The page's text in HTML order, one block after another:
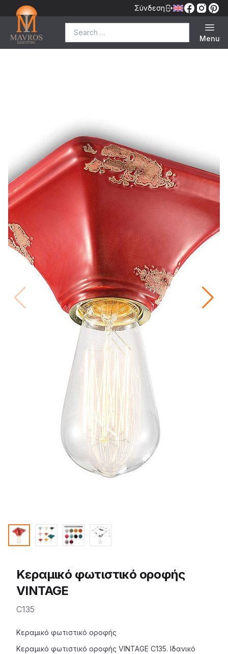
Σύνδεση
Menu
Κεραμικό φωτιστικό οροφής
VINTAGE
C135
Description
Κεραμικό φωτιστικό οροφής
Κεραμικό φωτιστικό οροφής VINTAGE C135. Ιδανικό